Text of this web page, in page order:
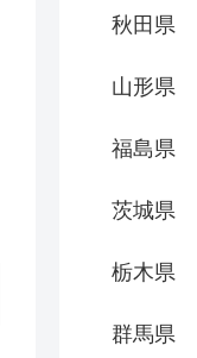
秋田県
山形県
福島県
茨城県
栃木県
群馬県